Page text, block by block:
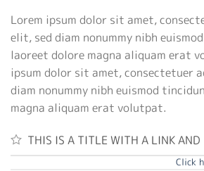
Lorem ipsum dolor sit amet,
elit, sed diam nonummy nibh
laoreet dolore magna aliquam erat
ipsum dolor sit amet, consectetuer
diam nonummy nibh euismod
magna aliquam erat volutpat.
THIS IS A TITLE WITH A LINK AND
Click